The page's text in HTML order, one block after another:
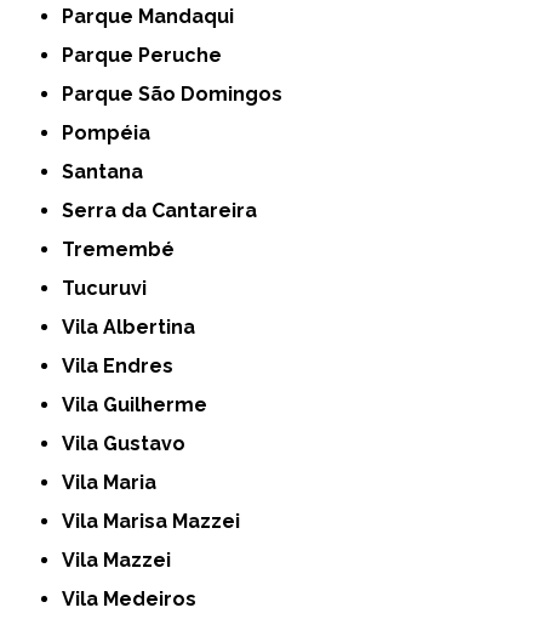
Parque Mandaqui
Parque Peruche
Parque São Domingos
Pompéia
Santana
Serra da Cantareira
Tremembé
Tucuruvi
Vila Albertina
Vila Endres
Vila Guilherme
Vila Gustavo
Vila Maria
Vila Marisa Mazzei
Vila Mazzei
Vila Medeiros